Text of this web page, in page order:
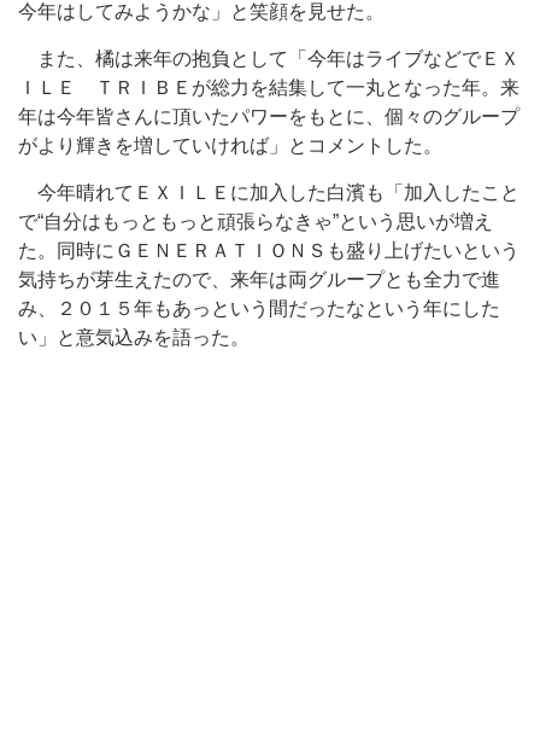
今年はしてみようかな」と笑顔を見せた。
また、橘は来年の抱負として「今年はライブなどでＥＸ
ＩＬＥ ＴＲＩＢＥが総力を結集して一丸となった年。来
年は今年皆さんに頂いたパワーをもとに、個々のグループ
がより輝きを増していければ」とコメントした。
今年晴れてＥＸＩＬＥに加入した白濱も「加入したこと
で“自分はもっともっと頑張らなきゃ”という思いが増え
た。同時にＧＥＮＥＲＡＴＩＯＮＳも盛り上げたいという
気持ちが芽生えたので、来年は両グループとも全力で進
み、２０１５年もあっという間だったなという年にした
い」と意気込みを語った。